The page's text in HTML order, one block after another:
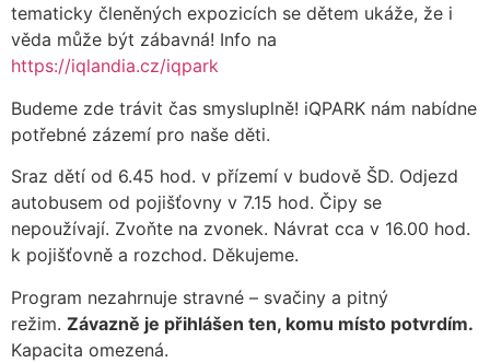
tematicky členěných expozicích se dětem ukáže, že i
věda může být zábavná! Info na
https://iqlandia.cz/iqpark
Budeme zde trávit čas smysluplně! iQPARK nám nabídne
potřebné zázemí pro naše děti.
Sraz dětí od 6.45 hod. v přízemí v budově ŠD. Odjezd
autobusem od pojišťovny v 7.15 hod. Čipy se
nepoužívají. Zvoňte na zvonek. Návrat cca v 16.00 hod.
k pojišťovně a rozchod. Děkujeme.
Program nezahrnuje stravné – svačiny a pitný
režim. Závazně je přihlášen ten, komu místo potvrdím.
Kapacita omezená.